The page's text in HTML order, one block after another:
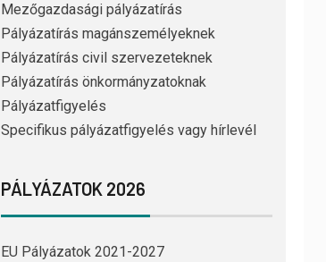
Mezőgazdasági pályázatírás
Pályázatírás magánszemélyeknek
Pályázatírás civil szervezeteknek
Pályázatírás önkormányzatoknak
Pályázatfigyelés
Specifikus pályázatfigyelés vagy hírlevél
PÁLYÁZATOK 2026
EU Pályázatok 2021-2027